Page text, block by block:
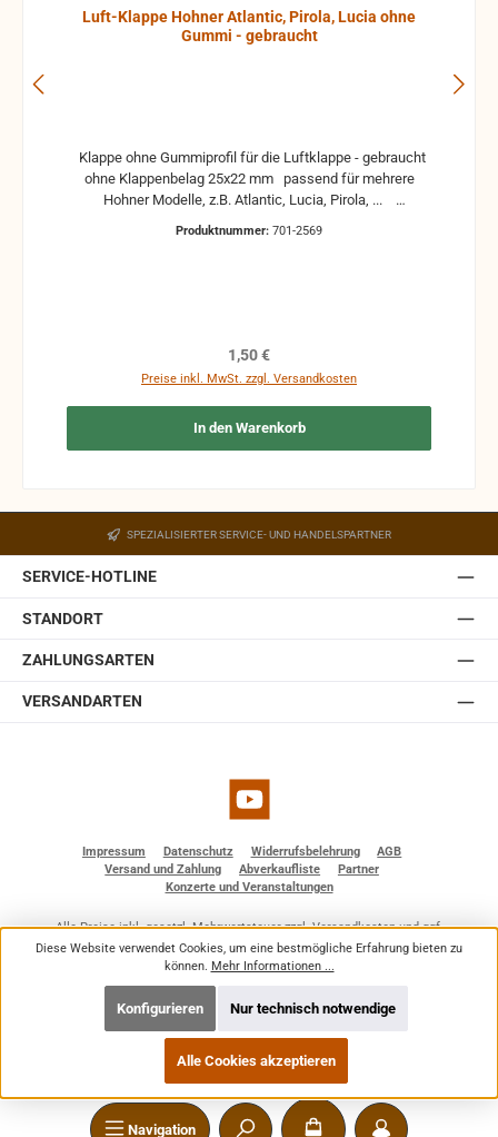
Navigation
Luft-Klappe Hohner Atlantic, Pirola, Lucia ohne
Gummi - gebraucht
ohne Klappenbelag 25x22 mm passend für mehrere
Hohner Modelle, z.B. Atlantic, Lucia, Pirola, ...
Funktion nicht mehr gewährleistet werden und die
Produktnummer: 701-2569
Regulärer Preis:
1,50 €
Preise inkl. MwSt. zzgl. Versandkosten
In den Warenkorb
SPEZIALISIERTER SERVICE- UND HANDELSPARTNER
SERVICE-HOTLINE
STANDORT
ZAHLUNGSARTEN
VERSANDARTEN
YouTube
Impressum Datenschutz Widerrufsbelehrung
AGB
Versand und Zahlung
Abverkaufliste
Partner
Konzerte und Veranstaltungen
Alle Preise inkl. gesetzl. Mehrwertsteuer zzgl.Versandkostenund ggf.
Nachnahmegebühren, wenn nicht anders angegeben.
© 2026 BF - Dienstleistungen - Alle Rechte vorbehalten. Theme by
Diese Website verwendet Cookies, um eine bestmögliche Erfahrung bieten zu
können. Mehr Informationen ...
Nur technisch notwendige
Konfigurieren
Alle Cookies akzeptieren